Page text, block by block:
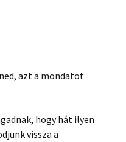
azt a mondatot
hogy hát ilyen
vissza a